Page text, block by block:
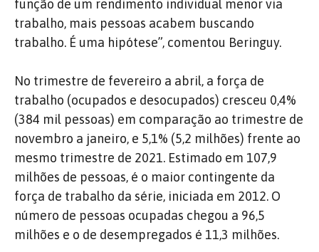
função de um rendimento individual menor via
trabalho, mais pessoas acabem buscando
trabalho. É uma hipótese”, comentou Beringuy.
No trimestre de fevereiro a abril, a força de
trabalho (ocupados e desocupados) cresceu 0,4%
(384 mil pessoas) em comparação ao trimestre de
novembro a janeiro, e 5,1% (5,2 milhões) frente ao
mesmo trimestre de 2021. Estimado em 107,9
milhões de pessoas, é o maior contingente da
força de trabalho da série, iniciada em 2012. O
número de pessoas ocupadas chegou a 96,5
milhões e o de desempregados é 11,3 milhões.